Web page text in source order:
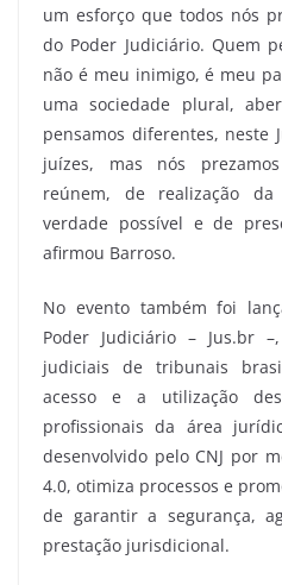
um esforço que todos nós
do Poder Judiciário. Quem
não é meu inimigo, é meu
uma sociedade plural,
pensamos diferentes, neste
juízes, mas nós
reúnem, de realização
verdade possível e de
afirmou Barroso.
No evento também foi
Poder Judiciário – Jus.br
judiciais de tribunais
acesso e a utilização
profissionais da área
desenvolvido pelo CNJ por
4.0, otimiza processos e
de garantir a segurança,
prestação jurisdicional.